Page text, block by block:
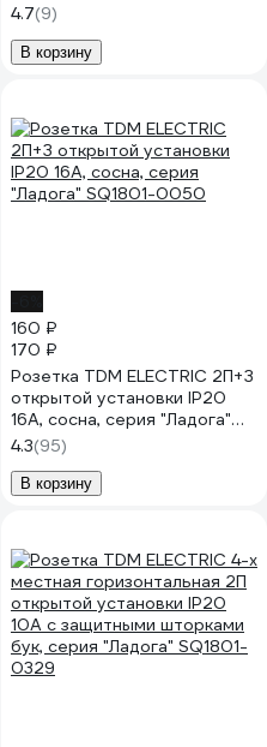
(керамика) сл. кость "Ладога"
SQ1801-0213
4.7(9)
В корзину
160 ₽
170 ₽
Розетка TDM ELECTRIC 2П+З
открытой установки IP20
16А, сосна, серия "Ладога"
SQ1801-0050
4.3(95)
В корзину